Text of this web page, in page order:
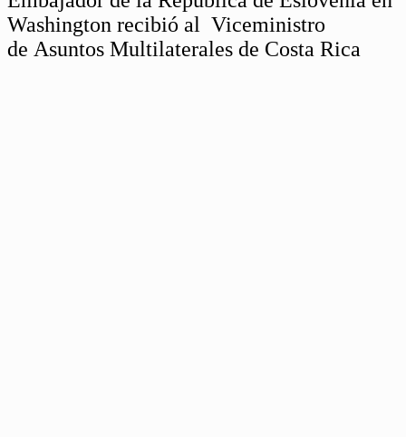
Washington recibió al Viceministro
de Asuntos Multilaterales de Costa Rica